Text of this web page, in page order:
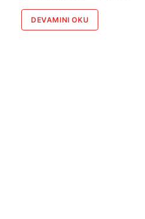
DEVAMINI OKU